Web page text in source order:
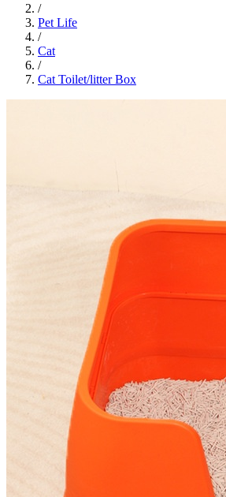
/
Pet Life
/
Cat
/
Cat Toilet/litter Box